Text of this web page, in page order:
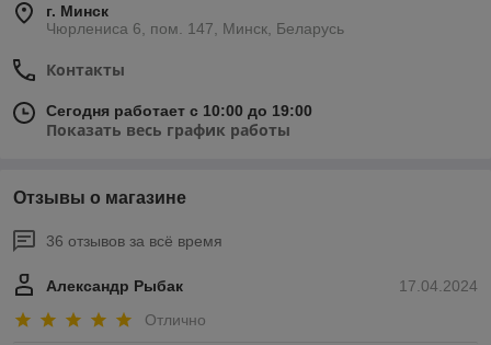
г. Минск
Чюрлениса 6, пом. 147, Минск, Беларусь
Контакты
Сегодня работает с 10:00 до 19:00
Показать весь график работы
Отзывы о магазине
36 отзывов за всё время
17.04.2024
Александр Рыбак
Отлично